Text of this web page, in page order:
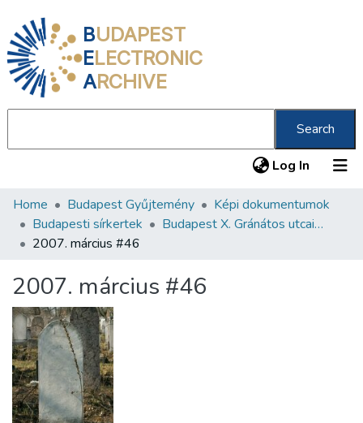
BUDAPEST
ELECTRONIC
ARCHIVE
Search
Log In (current)
Communities & Collections
All of DSpace
About us
Home Budapest Gyűjtemény
Képi dokumentumok
Budapesti sírkertek
Budapest X. Gránátos utcai Orthodox Zsidó Temető
2007. március #46
2007. március #46